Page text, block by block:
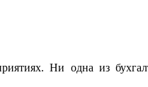
Ни одна из